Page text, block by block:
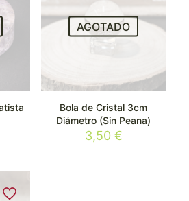
AGOTADO
Bola de Cristal 3cm
Diámetro (Sin Peana)
3,50 €